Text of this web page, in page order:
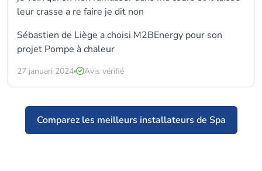
leur crasse a re faire je dit non
Sébastien de Liège a choisi M2BEnergy pour son
projet Pompe à chaleur
27 januari 2024 Avis vérifié
Comparez les meilleurs installateurs de Spa